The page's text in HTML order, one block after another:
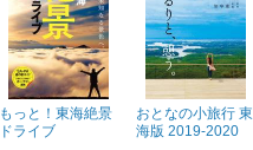
もっと！東海絶景
ドライブ
おとなの小旅行 東
海版 2019-2020